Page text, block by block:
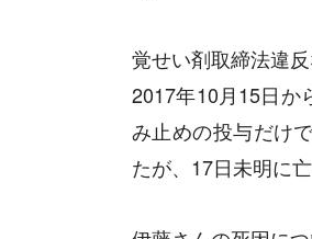
覚せい剤取締法違
2017年10月15日か
み止めの投与だけ
たが、17日未明に亡